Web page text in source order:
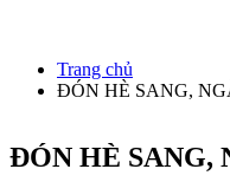
Trang chủ
ĐÓN HÈ SANG,
ĐÓN HÈ SANG,